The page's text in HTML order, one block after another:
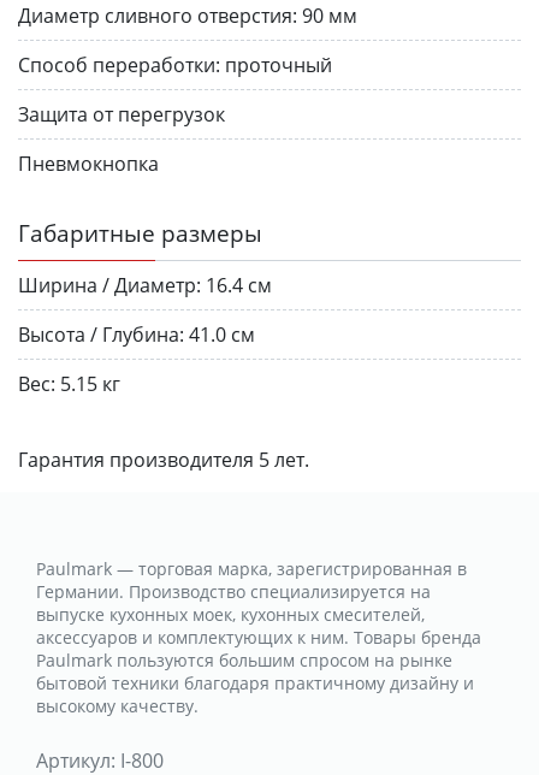
Диаметр сливного отверстия: 90 мм
Способ переработки: проточный
Защита от перегрузок
Пневмокнопка
Габаритные размеры
Ширина / Диаметр: 16.4 см
Высота / Глубина: 41.0 см
Вес: 5.15 кг
Гарантия производителя 5 лет.
Paulmark — торговая марка, зарегистрированная в
Германии. Производство специализируется на
выпуске кухонных моек, кухонных смесителей,
аксессуаров и комплектующих к ним. Товары бренда
Paulmark пользуются большим спросом на рынке
бытовой техники благодаря практичному дизайну и
высокому качеству.
Артикул: I-800